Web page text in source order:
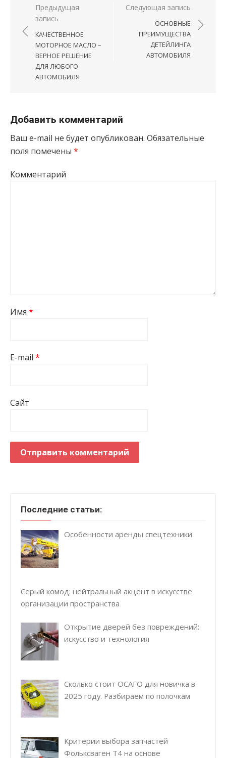
Навигация по записям
Предыдущая
запись
КАЧЕСТВЕННОЕ
МОТОРНОЕ МАСЛО –
ВЕРНОЕ РЕШЕНИЕ
ДЛЯ ЛЮБОГО
АВТОМОБИЛЯ
Следующая запись
ОСНОВНЫЕ
ПРЕИМУЩЕСТВА
ДЕТЕЙЛИНГА
АВТОМОБИЛЯ
Добавить комментарий
Ваш e-mail не будет опубликован. Обязательные
поля помечены *
Комментарий
Имя *
E-mail *
Сайт
Последние статьи:
Особенности аренды спецтехники
Серый комод: нейтральный акцент в искусстве
организации пространства
Открытие дверей без повреждений:
искусство и технология
Сколько стоит ОСАГО для новичка в
2025 году. Разбираем по полочкам
Критерии выбора запчастей
Фольксваген Т4 на основе